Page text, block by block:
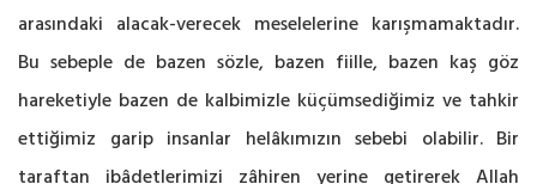
arasındaki alacak-verecek meselelerine karışmamaktadır.
Bu sebeple de bazen sözle, bazen fiille, bazen kaş göz
hareketiyle bazen de kalbimizle küçümsediğimiz ve tahkir
ettiğimiz garip insanlar helâkımızın sebebi olabilir. Bir
taraftan ibâdetlerimizi zâhiren yerine getirerek Allah